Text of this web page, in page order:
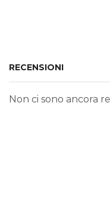
RECENSIONI
Non ci sono ancora